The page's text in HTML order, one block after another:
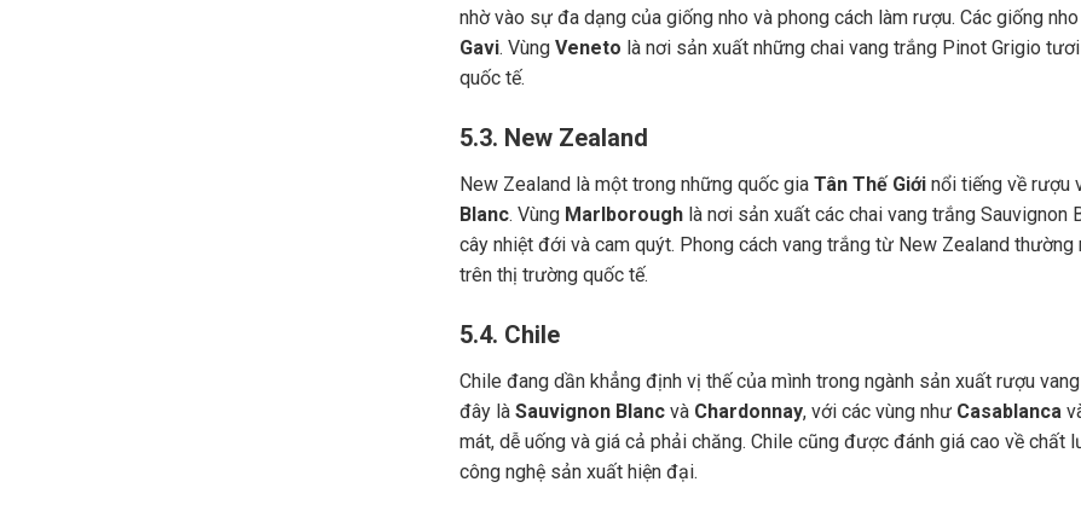
nhờ vào sự đa dạng của giống nho và phong cách làm rượu. Các giống
Gavi. Vùng Veneto là nơi sản xuất những chai vang trắng Pinot Grigio
quốc tế.
5.3. New Zealand
New Zealand là một trong những quốc gia Tân Thế Giớinổi tiếng về rượu
Blanc. Vùng Marlboroughlà nơi sản xuất các chai vang trắng
cây nhiệt đới và cam quýt. Phong cách vang trắng từ New Zealand
trên thị trường quốc tế.
5.4. Chile
Chile đang dần khẳng định vị thế của mình trong ngành sản xuất rượu
đây là Sauvignon Blancvà Chardonnay, với các vùng như Casablanca
mát, dễ uống và giá cả phải chăng. Chile cũng được đánh giá cao về chất
công nghệ sản xuất hiện đại.